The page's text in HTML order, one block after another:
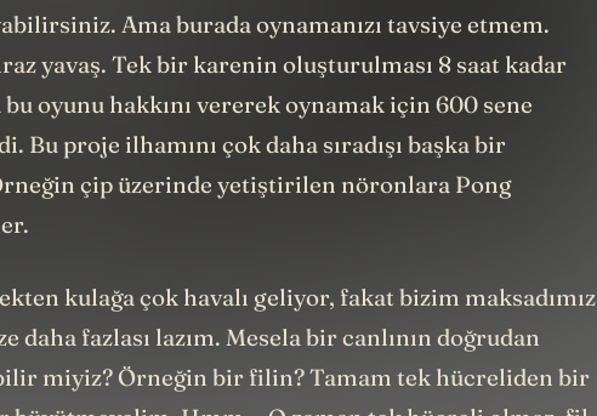
Ama burada oynamanızı tavsiye etmem.
yavaş. Tek bir karenin oluşturulması 8 saat kadar
bu oyunu hakkını vererek oynamak için 600 sene
Bu proje ilhamını çok daha sıradışı başka bir
çip üzerinde yetiştirilen nöronlara Pong
kulağa çok havalı geliyor, fakat bizim maksadımız
daha fazlası lazım. Mesela bir canlının doğrudan
miyiz? Örneğin bir filin? Tamam tek hücreliden bir